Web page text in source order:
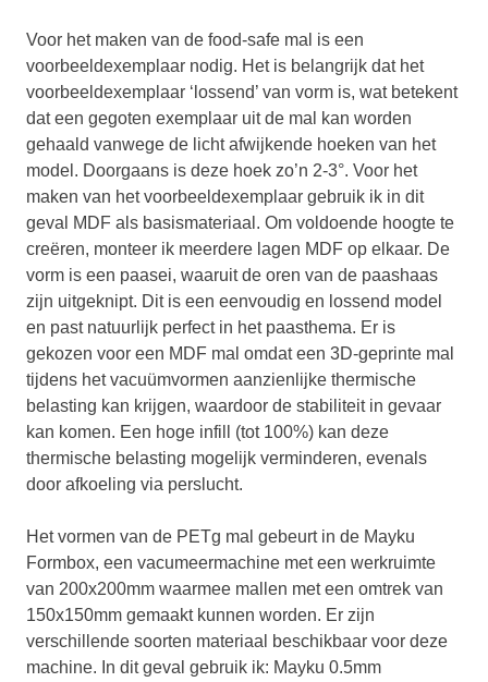
Voor het maken van de food-safe mal is een
voorbeeldexemplaar nodig. Het is belangrijk dat het
voorbeeldexemplaar ‘lossend’ van vorm is, wat betekent
dat een gegoten exemplaar uit de mal kan worden
gehaald vanwege de licht afwijkende hoeken van het
model. Doorgaans is deze hoek zo’n 2-3°. Voor het
maken van het voorbeeldexemplaar gebruik ik in dit
geval MDF als basismateriaal. Om voldoende hoogte te
creëren, monteer ik meerdere lagen MDF op elkaar. De
vorm is een paasei, waaruit de oren van de paashaas
zijn uitgeknipt. Dit is een eenvoudig en lossend model
en past natuurlijk perfect in het paasthema. Er is
gekozen voor een MDF mal omdat een 3D-geprinte mal
tijdens het vacuümvormen aanzienlijke thermische
belasting kan krijgen, waardoor de stabiliteit in gevaar
kan komen. Een hoge infill (tot 100%) kan deze
thermische belasting mogelijk verminderen, evenals
door afkoeling via perslucht.
Het vormen van de PETg mal gebeurt in de Mayku
Formbox, een vacumeermachine met een werkruimte
van 200x200mm waarmee mallen met een omtrek van
150x150mm gemaakt kunnen worden. Er zijn
verschillende soorten materiaal beschikbaar voor deze
machine. In dit geval gebruik ik: Mayku 0.5mm